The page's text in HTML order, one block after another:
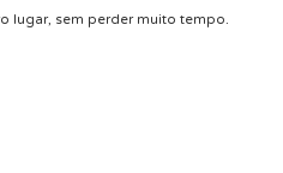
lugar, sem perder muito tempo.